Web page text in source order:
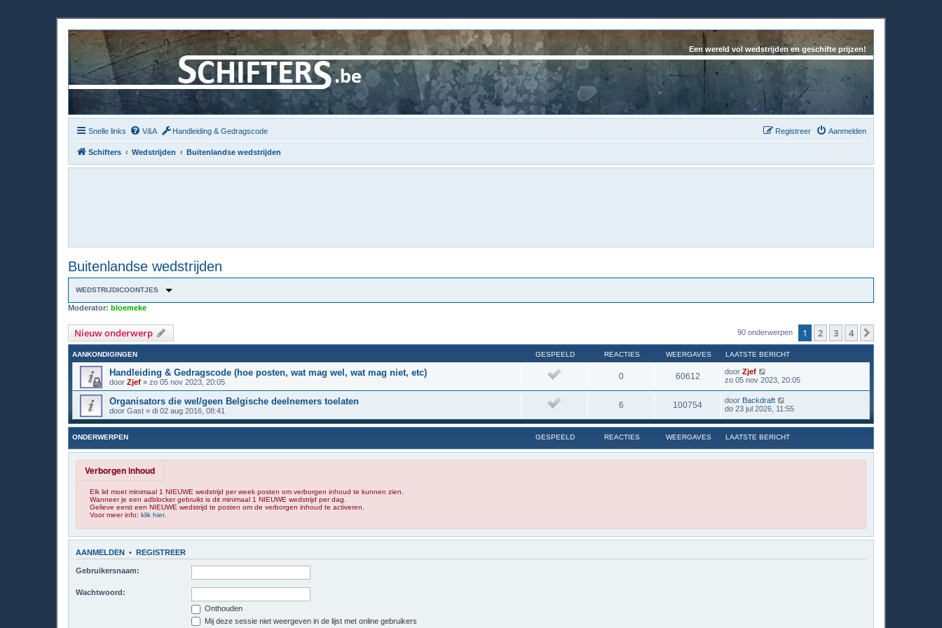
Een wereld vol wedstrijden en geschifte prijzen!
Snelle links V&A Handleiding & Gedragscode Aanmelden
Registreer
Schifters Wedstrijden Buitenlandse wedstrijden
Buitenlandse wedstrijden
WEDSTRIJDICOONTJES
Moderator: bloemeke
Nieuw onderwerp 90 onderwerpen 1 2 3 4
AANKONDIGINGEN GESPEELD REACTIES WEERGAVES LAATSTE BERICHT
Handleiding & Gedragscode (hoe posten, wat mag wel, wat mag niet, etc)
door Zjef » zo 05 nov 2023, 20:05
0 60612 doorZjef
zo 05 nov 2023, 20:05
Organisators die wel/geen Belgische deelnemers toelaten
door Gast » di 02 aug 2016, 08:41
6 100754 door Backdraft
do 23 jul 2026, 11:55
ONDERWERPEN GESPEELD REACTIES WEERGAVES LAATSTE BERICHT
Verborgen inhoud
Elk lid moet minimaal 1 NIEUWE wedstrijd per week posten om verborgen inhoud te kunnen zien.
Wanneer je een adblocker gebruikt is dit minimaal 1 NIEUWE wedstrijd per dag.
Gelieve eerst een NIEUWE wedstrijd te posten om de verborgen inhoud te activeren.
Voor meer info: klik hier.
AANMELDEN • REGISTREER
Gebruikersnaam:
Wachtwoord:
Onthouden
Mij deze sessie niet weergeven in de lijst met online gebruikers